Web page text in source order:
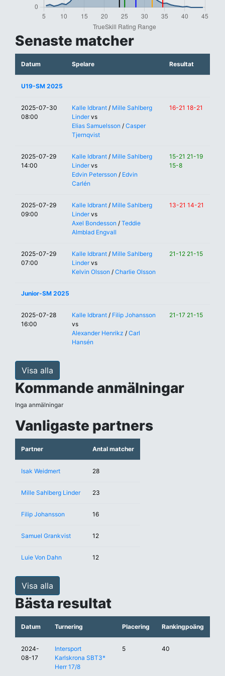
Senaste matcher
Datum Spelare Resultat
U19-SM 2025
2025-07-30
08:00
Kalle Idbrant / Mille Sahlberg
Lindervs
Elias Samuelsson / Casper
Tjernqvist
16-21 18-21
2025-07-29
14:00
Kalle Idbrant / Mille Sahlberg
Lindervs
Edvin Petersson / Edvin
Carlén
15-21 21-19
15-8
2025-07-29
09:00
Kalle Idbrant / Mille Sahlberg
Lindervs
Axel Bondesson / Teddie
Almblad Engvall
13-21 14-21
2025-07-29
07:00
Kalle Idbrant / Mille Sahlberg
Lindervs
Kelvin Olsson / Charlie Olsson
21-12 21-15
Junior-SM 2025
2025-07-28
16:00
Kalle Idbrant / Filip Johansson
vs
Alexander Henrikz / Carl
Hansén
21-17 21-15
Visa alla
Kommande anmälningar
Inga anmälningar
Vanligaste partners
Partner Antal matcher
Isak Weidmert 28
Mille Sahlberg Linder 23
Filip Johansson 16
Samuel Grankvist 12
Luie Von Dahn 12
Visa alla
Bästa resultat
Datum Turnering Placering Rankingpoäng
2024-
08-17
Intersport
Karlskrona SBT3*
Herr 17/8
5 40